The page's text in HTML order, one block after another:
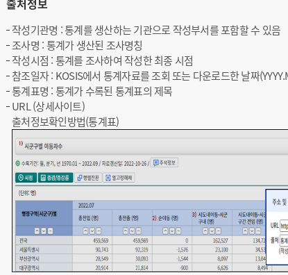
출처정보
작성기관명 : 통계를 생산하는 기관으로 작성부서를 포함할 수 있음
조사명 : 통계가 생산된 조사명칭
작성시점 : 통계를 조사하여 작성한 최종 시점
참조일자 : KOSIS에서 통계자료를 조회 또는 다운로드한 날짜
통계표명 : 통계가 수록된 통계표의 제목
URL (상세사이트)
출처정보확인방법(통계표)